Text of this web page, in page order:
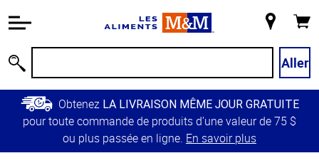
relative à
Passer
contenu
principal
Retour à
magasin
Aller
Obtenez LA LIVRAISON MÊME JOUR GRATUITE
pour toute commande de produits d’une valeur de 75 $
ou plus passée en ligne. En savoir plus